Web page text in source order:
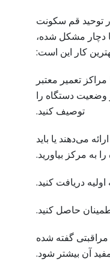
توحید قم سکونت
دچار مشکل شده،
کار این است:
مراکز تعمیر معتبر
وضعیت دستگاه را
توصیف کنید.
می‌دهند یا باید
به مرکز بیاورید.
اولیه دریافت کنید.
حاصل کنید.
مراقبتی گفته شده
آن بیشتر شود.